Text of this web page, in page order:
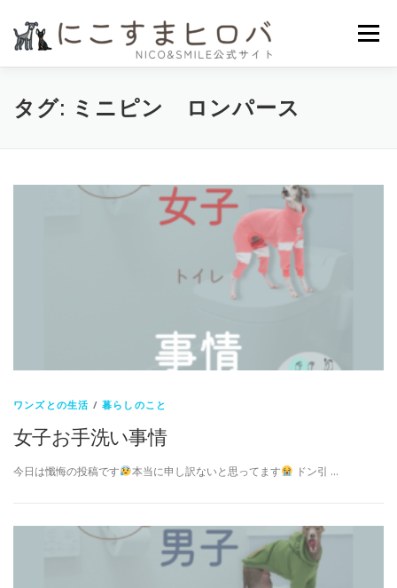
メニュー
HOME ニコスマのこだわり かいもの
タグ: ミニピン ロンパース
ワンズとの生活 /暮らしのこと
女子お手洗い事情
今日は懺悔の投稿です 本当に申し訳ないと思ってます ドン引 …